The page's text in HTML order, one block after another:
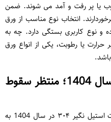
یا پر رفت ‌و آمد می‌ شوند. ضمن
انتخاب نوع مناسب از ورق
استفاده و نوع کاربری بستگی دارد. چه به
حرارت یا رطوبت، یکی از انواع ورق
قیمت ورق استیل 304 در سال 1404؛ منتظر سقوط
قیمت ورق استیل 304 و قیمت ضایعات استیل نگیر ۳۰۴ در سال 1404 به